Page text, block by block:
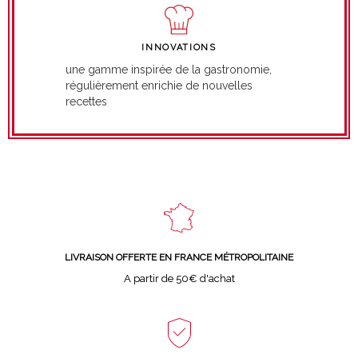
INNOVATIONS
une gamme inspirée de la gastronomie,
régulièrement enrichie de nouvelles
recettes
LIVRAISON OFFERTE EN FRANCE MÉTROPOLITAINE
A partir de 50€ d'achat